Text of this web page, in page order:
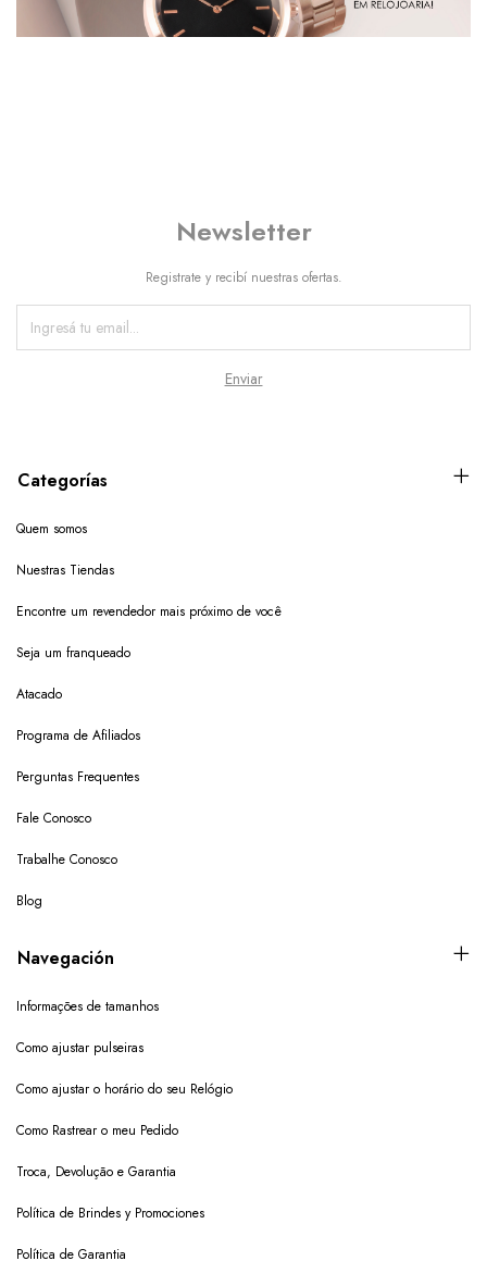
Newsletter
Registrate y recibí nuestras ofertas.
Categorías
Quem somos
Nuestras Tiendas
Encontre um revendedor mais próximo de você
Seja um franqueado
Atacado
Programa de Afiliados
Perguntas Frequentes
Fale Conosco
Trabalhe Conosco
Blog
Navegación
Informações de tamanhos
Como ajustar pulseiras
Como ajustar o horário do seu Relógio
Como Rastrear o meu Pedido
Troca, Devolução e Garantia
Política de Brindes y Promociones
Política de Garantia